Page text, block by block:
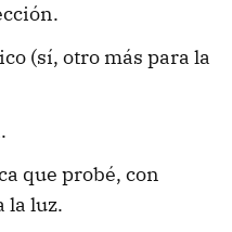
(sí, otro más para la
que probé, con
la luz.